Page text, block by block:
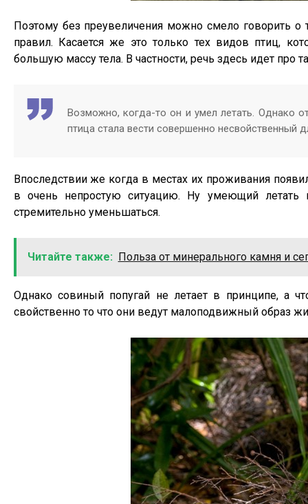
Поэтому без преувеличения можно смело говорить
правил. Касается же это только тех видов птиц,
большую массу тела. В частности, речь здесь идет про
Возможно, когда-то он и умел летать. Однако
птица стала вести совершенно несвойственный
Впоследствии же когда в местах их проживания
в очень непростую ситуацию. Ну умеющий летать
стремительно уменьшаться.
Читайте также: Польза от минерального камня и
Однако совиный попугай не летает в принципе, а
свойственно то что они ведут малоподвижный образ